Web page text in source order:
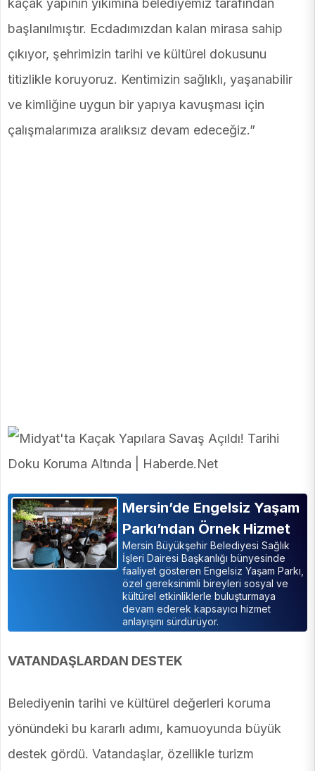
kaçak yapının yıkımına belediyemiz tarafından
başlanılmıştır. Ecdadımızdan kalan mirasa sahip
çıkıyor, şehrimizin tarihi ve kültürel dokusunu
titizlikle koruyoruz. Kentimizin sağlıklı, yaşanabilir
ve kimliğine uygun bir yapıya kavuşması için
çalışmalarımıza aralıksız devam edeceğiz.”
Mersin’de Engelsiz Yaşam
Parkı’ndan Örnek Hizmet
Mersin Büyükşehir Belediyesi Sağlık
İşleri Dairesi Başkanlığı bünyesinde
faaliyet gösteren Engelsiz Yaşam Parkı,
özel gereksinimli bireyleri sosyal ve
kültürel etkinliklerle buluşturmaya
devam ederek kapsayıcı hizmet
anlayışını sürdürüyor.
VATANDAŞLARDAN DESTEK
Belediyenin tarihi ve kültürel değerleri koruma
yönündeki bu kararlı adımı, kamuoyunda büyük
destek gördü. Vatandaşlar, özellikle turizm